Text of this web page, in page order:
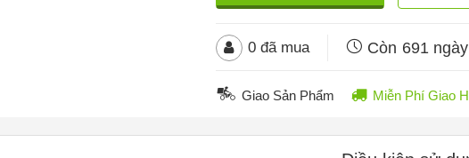
0đã mua Còn 691
Giao Sản Phẩm Miễn Phí Giao